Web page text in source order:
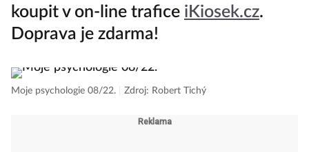
koupit v on-line trafice iKiosek.cz.
Doprava je zdarma!
Moje psychologie 08/22. Zdroj: Robert Tichý